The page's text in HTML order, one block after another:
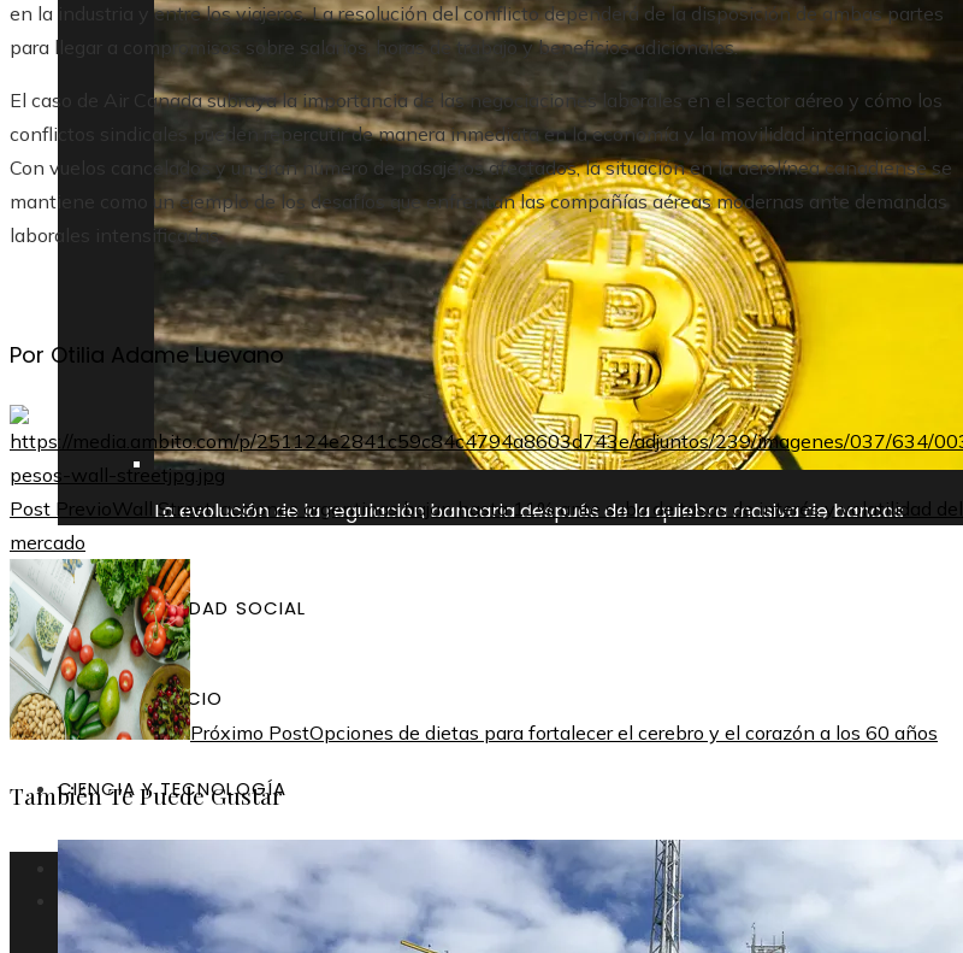
La evolución de la regulación bancaria después de la quiebra masiva de bancos
RESPONSABILIDAD SOCIAL
CULTURA Y OCIO
CIENCIA Y TECNOLOGÍA
Argentina
Inversiones y negocios
en la industria y entre los viajeros. La resolución del conflicto dependerá de la disposición de ambas partes
para llegar a compromisos sobre salarios, horas de trabajo y beneficios adicionales.
El caso de Air Canada subraya la importancia de las negociaciones laborales en el sector aéreo y cómo los
conflictos sindicales pueden repercutir de manera inmediata en la economía y la movilidad internacional.
Con vuelos cancelados y un gran número de pasajeros afectados, la situación en la aerolínea canadiense se
mantiene como un ejemplo de los desafíos que enfrentan las compañías aéreas modernas ante demandas
laborales intensificadas.
Por Otilia Adame Luevano
Post PrevioWall Street: acciones argentinas bajan hasta 11% ante suba de tasas de interés y volatilidad del
mercado
Próximo PostOpciones de dietas para fortalecer el cerebro y el corazón a los 60 años
También Te Puede Gustar